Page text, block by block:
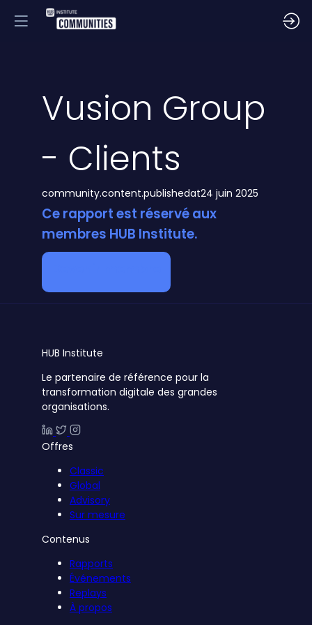
Vusion Group
- Clients
community.content.publishedat24 juin 2025
Ce rapport est réservé aux
membres HUB Institute.
HUB Institute
Le partenaire de référence pour la
transformation digitale des grandes
organisations.
Offres
Classic
Global
Advisory
Sur mesure
Contenus
Rapports
Événements
Replays
À propos